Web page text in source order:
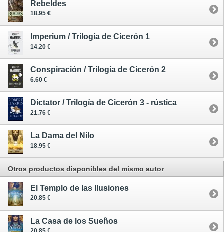
Rebeldes
18.95 €
Imperium / Trilogía de Cicerón 1
14.20 €
Conspiración / Trilogía de Cicerón 2
6.60 €
Dictator / Trilogía de Cicerón 3 - rústica
21.76 €
La Dama del Nilo
18.95 €
Otros productos disponibles del mismo autor
El Templo de las Ilusiones
20.85 €
La Casa de los Sueños